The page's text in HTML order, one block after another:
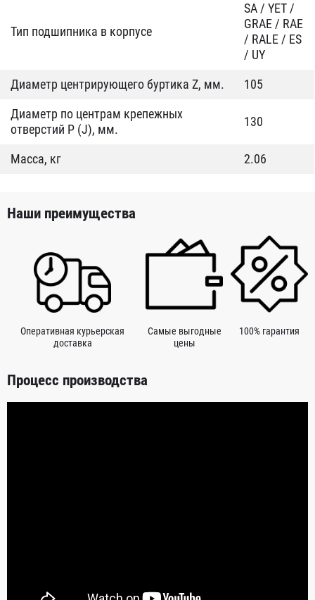
Тип подшипника в корпусе
SA / YET /
GRAE / RAE
/ RALE / ES
/ UY
Диаметр центрирующего буртика Z, мм.
105
Диаметр по центрам крепежных
отверстий P (J), мм.
130
Масса, кг 2.06
Наши преимущества
Оперативная курьерская
доставка
Самые выгодные
цены
100% гарантия
Процесс производства